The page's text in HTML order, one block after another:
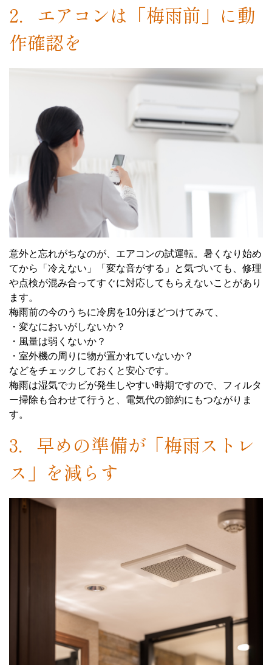
2．エアコンは「梅雨前」に動
作確認を
意外と忘れがちなのが、エアコンの試運転。暑くなり始め
てから「冷えない」「変な音がする」と気づいても、修理
や点検が混み合ってすぐに対応してもらえないことがあり
ます。
梅雨前の今のうちに冷房を10分ほどつけてみて、
・変なにおいがしないか？
・風量は弱くないか？
・室外機の周りに物が置かれていないか？
などをチェックしておくと安心です。
梅雨は湿気でカビが発生しやすい時期ですので、フィルタ
ー掃除も合わせて行うと、電気代の節約にもつながりま
す。
3．早めの準備が「梅雨ストレ
ス」を減らす